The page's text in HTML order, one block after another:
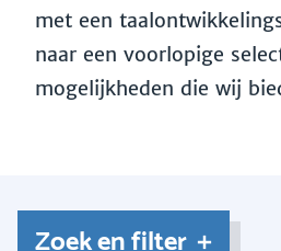
met een
naar een voorlopige
mogelijkheden die wij